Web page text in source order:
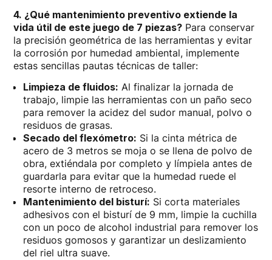
4. ¿Qué mantenimiento preventivo extiende la
vida útil de este juego de 7 piezas?Para conservar
la precisión geométrica de las herramientas y evitar
la corrosión por humedad ambiental, implemente
estas sencillas pautas técnicas de taller:
Limpieza de fluidos: Al finalizar la jornada de
trabajo, limpie las herramientas con un paño seco
para remover la acidez del sudor manual, polvo o
residuos de grasas.
Secado del flexómetro: Si la cinta métrica de
acero de 3 metros se moja o se llena de polvo de
obra, extiéndala por completo y límpiela antes de
guardarla para evitar que la humedad ruede el
resorte interno de retroceso.
Mantenimiento del bisturí: Si corta materiales
adhesivos con el bisturí de 9 mm, limpie la cuchilla
con un poco de alcohol industrial para remover los
residuos gomosos y garantizar un deslizamiento
del riel ultra suave.